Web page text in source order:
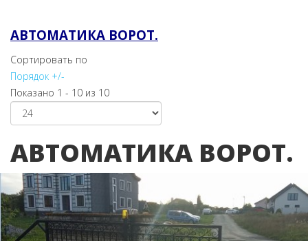
АВТОМАТИКА ВОРОТ.
Сортировать по
Порядок +/-
Показано 1 - 10 из 10
АВТОМАТИКА ВОРОТ.